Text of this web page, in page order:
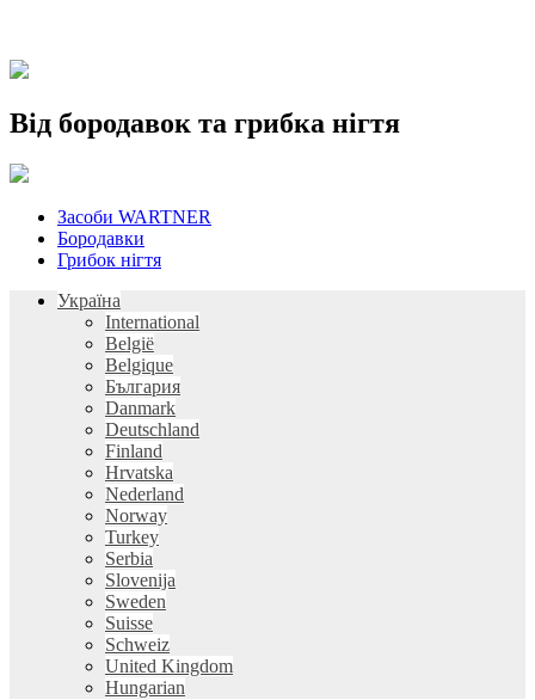
Від бородавок та грибка нігтя
Skip
content
Засоби WARTNER
Бородавки
Грибок нігтя
Україна
International
België
Belgique
България
Danmark
Deutschland
Finland
Hrvatska
Nederland
Norway
Turkey
Serbia
Slovenija
Sweden
Suisse
Schweiz
United Kingdom
Hungarian